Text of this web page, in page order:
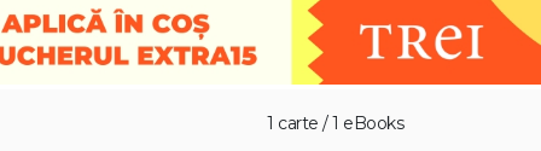
1 carte / 1 eBooks